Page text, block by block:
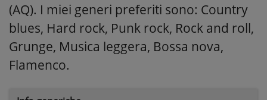
(AQ). I miei generi preferiti sono: Country
blues, Hard rock, Punk rock, Rock and roll,
Grunge, Musica leggera, Bossa nova,
Flamenco.